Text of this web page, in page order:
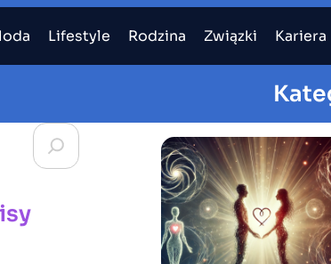
Lifestyle Rodzina Związki Kariera